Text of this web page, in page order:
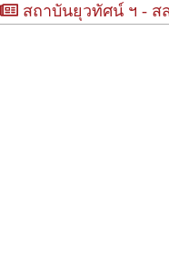
สถาบันยุวทัศน์ ฯ - ส